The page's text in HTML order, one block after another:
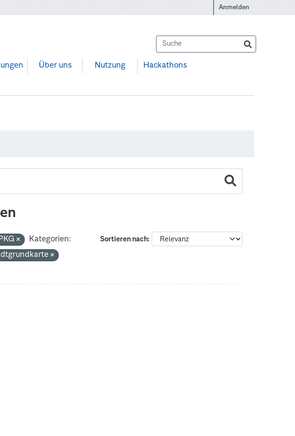
Anmelden
Über uns Nutzung Hackathons
Sortieren nach
Kategorien: